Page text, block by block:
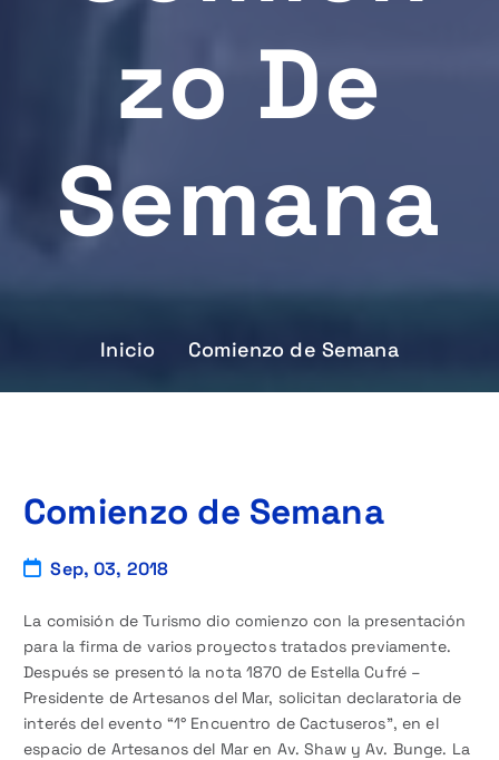
Zo De
Semana
Inicio Comienzo de Semana
Comienzo de Semana
Sep, 03, 2018
La comisión de Turismo dio comienzo con la presentación
para la firma de varios proyectos tratados previamente.
Después se presentó la nota 1870 de Estella Cufré –
Presidente de Artesanos del Mar, solicitan declaratoria de
interés del evento “1° Encuentro de Cactuseros”, en el
espacio de Artesanos del Mar en Av. Shaw y Av. Bunge. La